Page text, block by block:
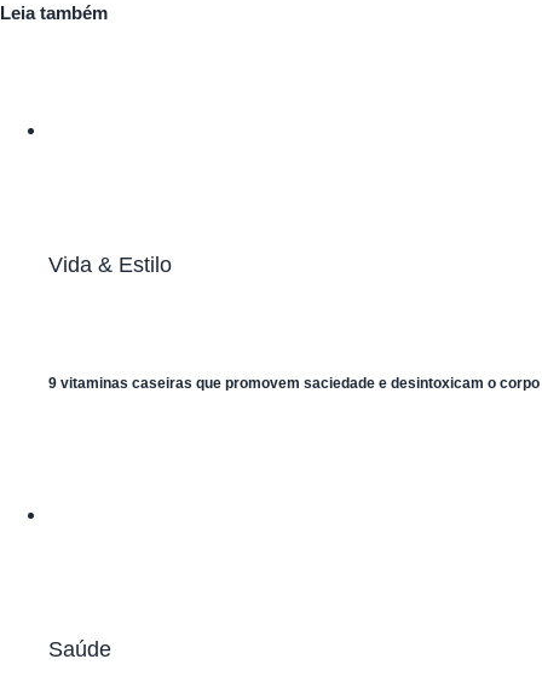
Leia também
Vida & Estilo
9 vitaminas caseiras que promovem saciedade e desintoxicam o corpo
Saúde